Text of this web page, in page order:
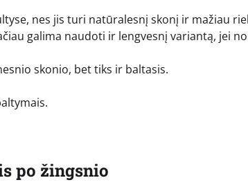
nes jis turi natūralesnį skonį ir mažiau
galima naudoti ir lengvesnį variantą, jei
skonio, bet tiks ir baltasis.
po žingsnio